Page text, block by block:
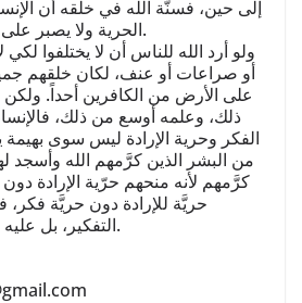
إلى حين، فسنَّة الله في خلقه أن
الحرية ولا يصبر على حرمانه منها إلى الأبد.
ولو أرد الله للناس أن لا يختلفوا
أو صراعات أو عنف، لكان خلقهم
على الأرض من الكافرين أحداً.
ذلك، وعلمه أوسع من ذلك،
الفكر وحرية الإرادة ليس سوى بهيمة
من البشر الذين كرَّمهم الله وأسجد
كرَّمهم لأنه منحهم حرّية الإرادة
حريَّة للإرادة دون حريَّة فكر،
التفكير، بل عليه فقط أن يسمع ويطيع.